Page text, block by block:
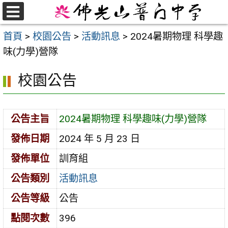
跳
至
主
要
首頁 > 校園公告 > 活動訊息 > 2024暑期物理 科學趣
味(力學)營隊
校園公告
公告主旨
2024暑期物理 科學趣味(力學)營隊
發佈日期
2024 年 5 月 23 日
發佈單位
訓育組
公告類別
活動訊息
公告等級
公告
點閱次數
396
選
單